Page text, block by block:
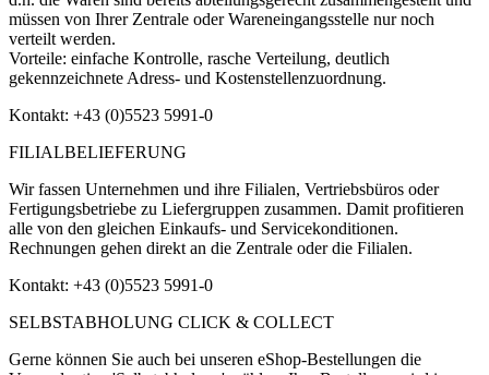
müssen von Ihrer Zentrale oder Wareneingangsstelle nur noch
verteilt werden.
Vorteile: einfache Kontrolle, rasche Verteilung, deutlich
gekennzeichnete Adress- und Kostenstellenzuordnung.
Kontakt: +43 (0)5523 5991-0
FILIALBELIEFERUNG
Wir fassen Unternehmen und ihre Filialen, Vertriebsbüros oder
Fertigungsbetriebe zu Liefergruppen zusammen. Damit profitieren
alle von den gleichen Einkaufs- und Servicekonditionen.
Rechnungen gehen direkt an die Zentrale oder die Filialen.
Kontakt: +43 (0)5523 5991-0
SELBSTABHOLUNG CLICK & COLLECT
Gerne können Sie auch bei unseren eShop-Bestellungen die